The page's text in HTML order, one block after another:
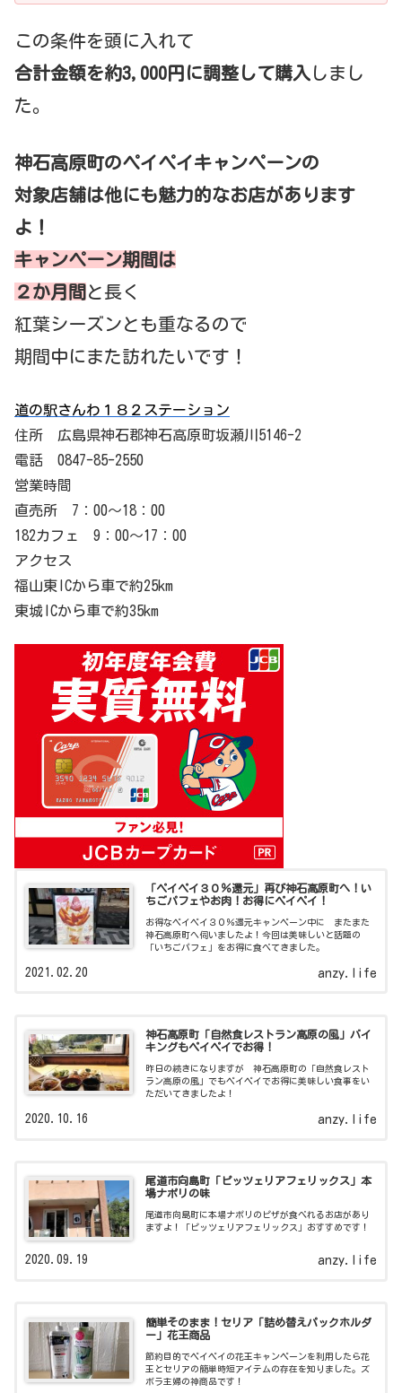
この条件を頭に入れて
合計金額を約3,000円に調整して購入 しまし
た。
神石高原町のペイペイキャンペーンの
対象店舗は他にも魅力的なお店があります
よ！
キャンペーン期間は
２か月間 と長く
紅葉シーズンとも重なるので
期間中にまた訪れたいです！
道の駅さんわ１８２ステーション
住所 広島県神石郡神石高原町坂瀬川5146-2
電話 0847-85-2550
営業時間
直売所 7：00～18：00
182カフェ 9：00～17：00
アクセス
福山東ICから車で約25km
東城ICから車で約35km
「ペイペイ３０％還元」再び神石高原町へ！い
ちごパフェやお肉！お得にペイペイ！
お得なペイペイ３０％還元キャンペーン中に またまた
神石高原町へ伺いましたよ！今回は美味しいと話題の
「いちごパフェ」をお得に食べてきました。
anzy.life
2021.02.20
神石高原町「自然食レストラン高原の風」バイ
キングもペイペイでお得！
昨日の続きになりますが 神石高原町の「自然食レスト
ラン高原の風」でもペイペイでお得に美味しい食事をい
ただいてきましたよ！
anzy.life
2020.10.16
尾道市向島町「ピッツェリアフェリックス」本
場ナポリの味
尾道市向島町に本場ナポリのピザが食べれるお店があり
ますよ！「ピッツェリアフェリックス」おすすめです！
anzy.life
2020.09.19
簡単そのまま！セリア「詰め替えパックホルダ
ー」花王商品
節約目的でペイペイの花王キャンペーンを利用したら花
王とセリアの簡単時短アイテムの存在を知りました。ズ
ボラ主婦の神商品です！